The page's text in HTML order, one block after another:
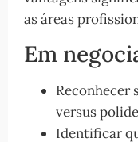
as áreas
Em
Reconhecer
versus
Identificar